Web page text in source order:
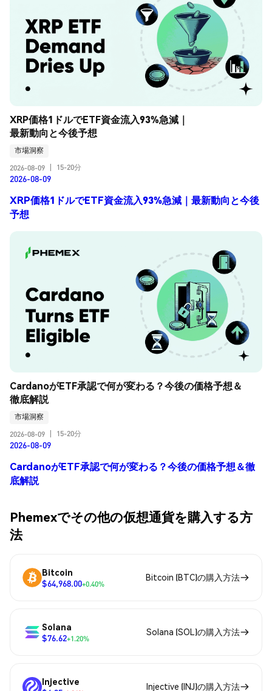
XRP価格1ドルでETF資金流入93%急減｜
最新動向と今後予想
市場洞察
2026-08-09
15-20分
2026-08-09
XRP価格1ドルでETF資金流入93%急減｜最新動向と今後
予想
CardanoがETF承認で何が変わる？今後の価格予想＆
徹底解説
市場洞察
2026-08-09
15-20分
2026-08-09
CardanoがETF承認で何が変わる？今後の価格予想＆徹
底解説
Phemexでその他の仮想通貨を購入する方
法
Bitcoin
$64,968.00+0.40%
Bitcoin (BTC)の購入方法
Solana
$76.62+1.20%
Solana (SOL)の購入方法
Injective
Injective (INJ)の購入方法